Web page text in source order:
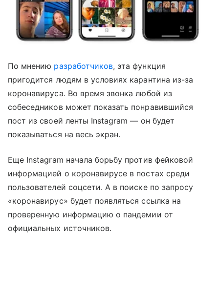
По мнению разработчиков, эта функция
пригодится людям в условиях карантина из-за
коронавируса. Во время звонка любой из
собеседников может показать понравившийся
пост из своей ленты Instagram — он будет
показываться на весь экран.
Еще Instagram начала борьбу против фейковой
информацией о коронавирусе в постах среди
пользователей соцсети. А в поиске по запросу
«коронавирус» будет появляться ссылка на
проверенную информацию о пандемии от
официальных источников.